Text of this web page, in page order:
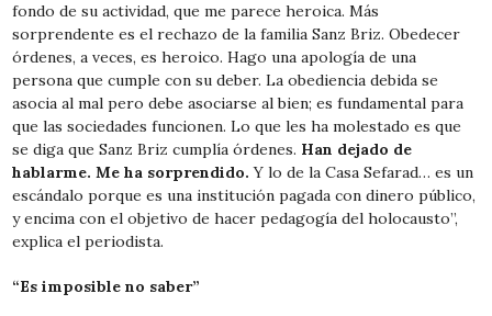
fondo de su actividad, que me parece heroica. Más
sorprendente es el rechazo de la familia Sanz Briz. Obedecer
órdenes, a veces, es heroico. Hago una apología de una
persona que cumple con su deber. La obediencia debida se
asocia al mal pero debe asociarse al bien; es fundamental para
que las sociedades funcionen. Lo que les ha molestado es que
se diga que Sanz Briz cumplía órdenes. Han dejado de
hablarme. Me ha sorprendido. Y lo de la Casa Sefarad… es un
escándalo porque es una institución pagada con dinero público,
y encima con el objetivo de hacer pedagogía del holocausto”,
explica el periodista.
“Es imposible no saber”